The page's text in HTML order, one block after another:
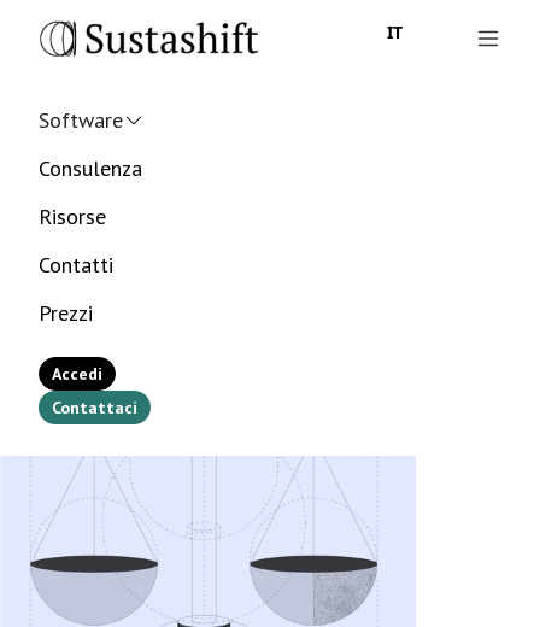
IT
Software
Consulenza
Risorse
Contatti
Prezzi
Contattaci
Accedi